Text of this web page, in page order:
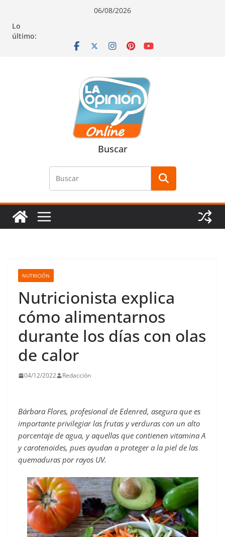
contenido
navegación
contenido
06/08/2026
Lo
último:
Buscar
NUTRICIÓN
Nutricionista explica
cómo alimentarnos
durante los días con olas
de calor
04/12/2022 Redacción
Bárbara Flores, profesional de Edenred, asegura que es
importante privilegiar las frutas y verduras con un alto
porcentaje de agua, y aquellas que contienen vitamina A
y carotenoides, pues ayudan a proteger a la piel de las
quemaduras por rayos UV.